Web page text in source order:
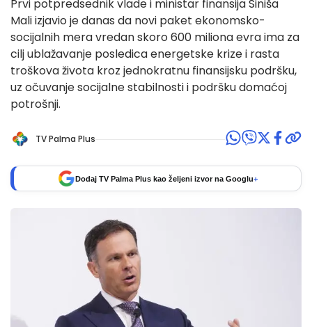
Prvi potpredsednik vlade i ministar finansija Siniša
Mali izjavio je danas da novi paket ekonomsko-
socijalnih mera vredan skoro 600 miliona evra ima za
cilj ublažavanje posledica energetske krize i rasta
troškova života kroz jednokratnu finansijsku podršku,
uz očuvanje socijalne stabilnosti i podršku domaćoj
potrošnji.
TV Palma Plus
Dodaj TV Palma Plus kao željeni izvor na Googlu+